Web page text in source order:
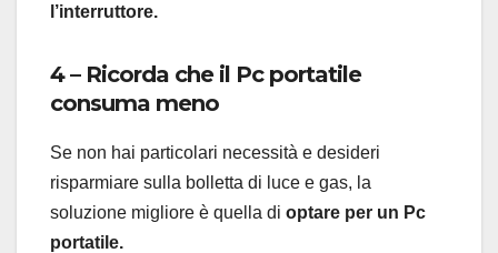
l’interruttore.
4 – Ricorda che il Pc portatile
consuma meno
Se non hai particolari necessità e desideri
risparmiare sulla bolletta di luce e gas, la
soluzione migliore è quella di optare per un Pc
portatile.